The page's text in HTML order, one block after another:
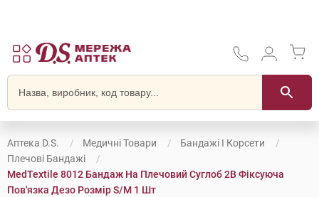
Аптека D.S. Медичні Товари
Бандажі І Корсети
Плечові Бандажі
MedTextile 8012 Бандаж На Плечовий Суглоб 2B Фіксуюча
Пов'язка Дезо Розмір S/M 1 Шт